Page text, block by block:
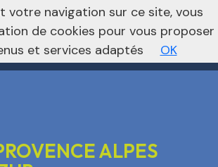
Vers le site national
ALPES
votre navigation sur ce site, vous
de cookies pour vous proposer
et services adaptés
OK